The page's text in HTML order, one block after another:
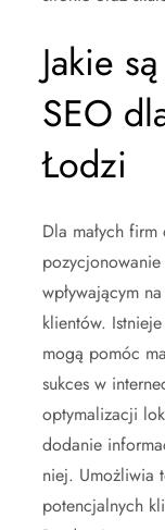
Jakie
SEO
Łodzi
Dla małych
wpływającym
klientów.
mogą pomóc
sukces w
optymalizacji
dodanie
niej. Umożliwia
potencjalnych